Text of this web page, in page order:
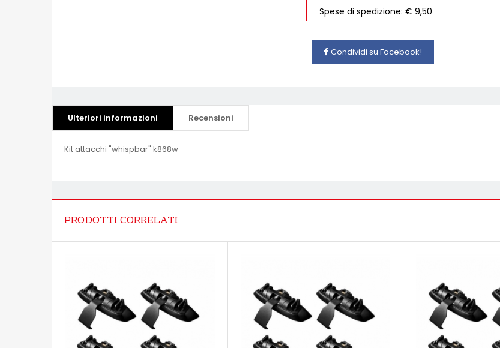
Spese di spedizione: € 9,50
Condividi su Facebook!
Ulteriori informazioni Recensioni
Kit attacchi "whispbar" k868w
PRODOTTI CORRELATI